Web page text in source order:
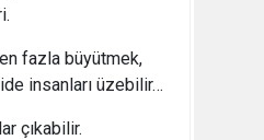
fazla büyütmek,
insanları üzebilir…
çıkabilir.